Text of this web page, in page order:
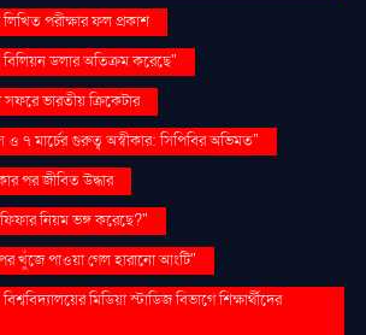
পরীক্ষার ফল প্রকাশ
ডলার অতিক্রম করেছে"
সফরে ভারতীয় ক্রিকেটার
ও ৭ মার্চের গুরুত্ব অস্বীকার: সিপিবির অভিমত"
পর জীবিত উদ্ধার
নিয়ম ভঙ্গ করেছে?"
খুঁজে পাওয়া গেল হারানো আংটি"
মিডিয়া স্টাডিজ বিভাগে শিক্ষার্থীদের